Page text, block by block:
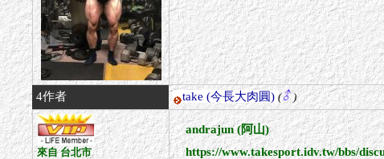
4作者 take (今長大肉圓) ( )
來自 台北市
andrajun (阿山)
https://www.takesport.idv.tw/bbs/